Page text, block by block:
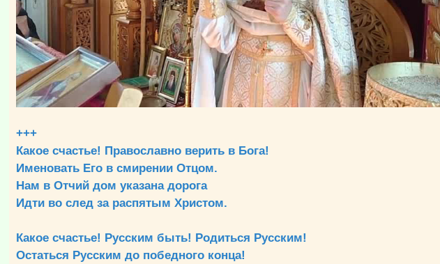
+++
Какое счастье! Православно верить в Бога!
Именовать Его в смирении Отцом.
Нам в Отчий дом указана дорога
Идти во след за распятым Христом.
Какое счастье! Русским быть! Родиться Русским!
Остаться Русским до победного конца!